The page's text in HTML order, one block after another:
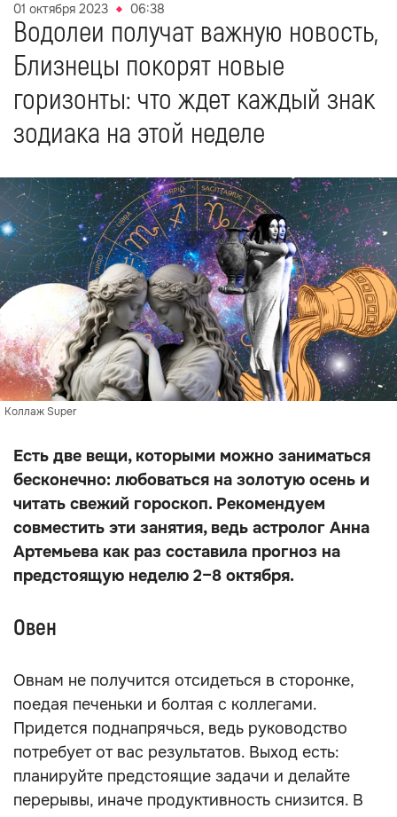
01 октября 2023 06:38
Водолеи получат важную новость,
Близнецы покорят новые
горизонты: что ждет каждый знак
зодиака на этой неделе
Коллаж Super
Есть две вещи, которыми можно заниматься
бесконечно: любоваться на золотую осень и
читать свежий гороскоп. Рекомендуем
совместить эти занятия, ведь астролог Анна
Артемьева как раз составила прогноз на
предстоящую неделю 2–8 октября.
Овен
Овнам не получится отсидеться в сторонке,
поедая печеньки и болтая с коллегами.
Придется поднапрячься, ведь руководство
потребует от вас результатов. Выход есть:
планируйте предстоящие задачи и делайте
перерывы, иначе продуктивность снизится. В